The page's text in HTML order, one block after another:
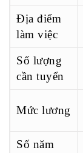
Địa điểm
làm việc
Số lượng
cần tuyển
Mức lương
Số năm